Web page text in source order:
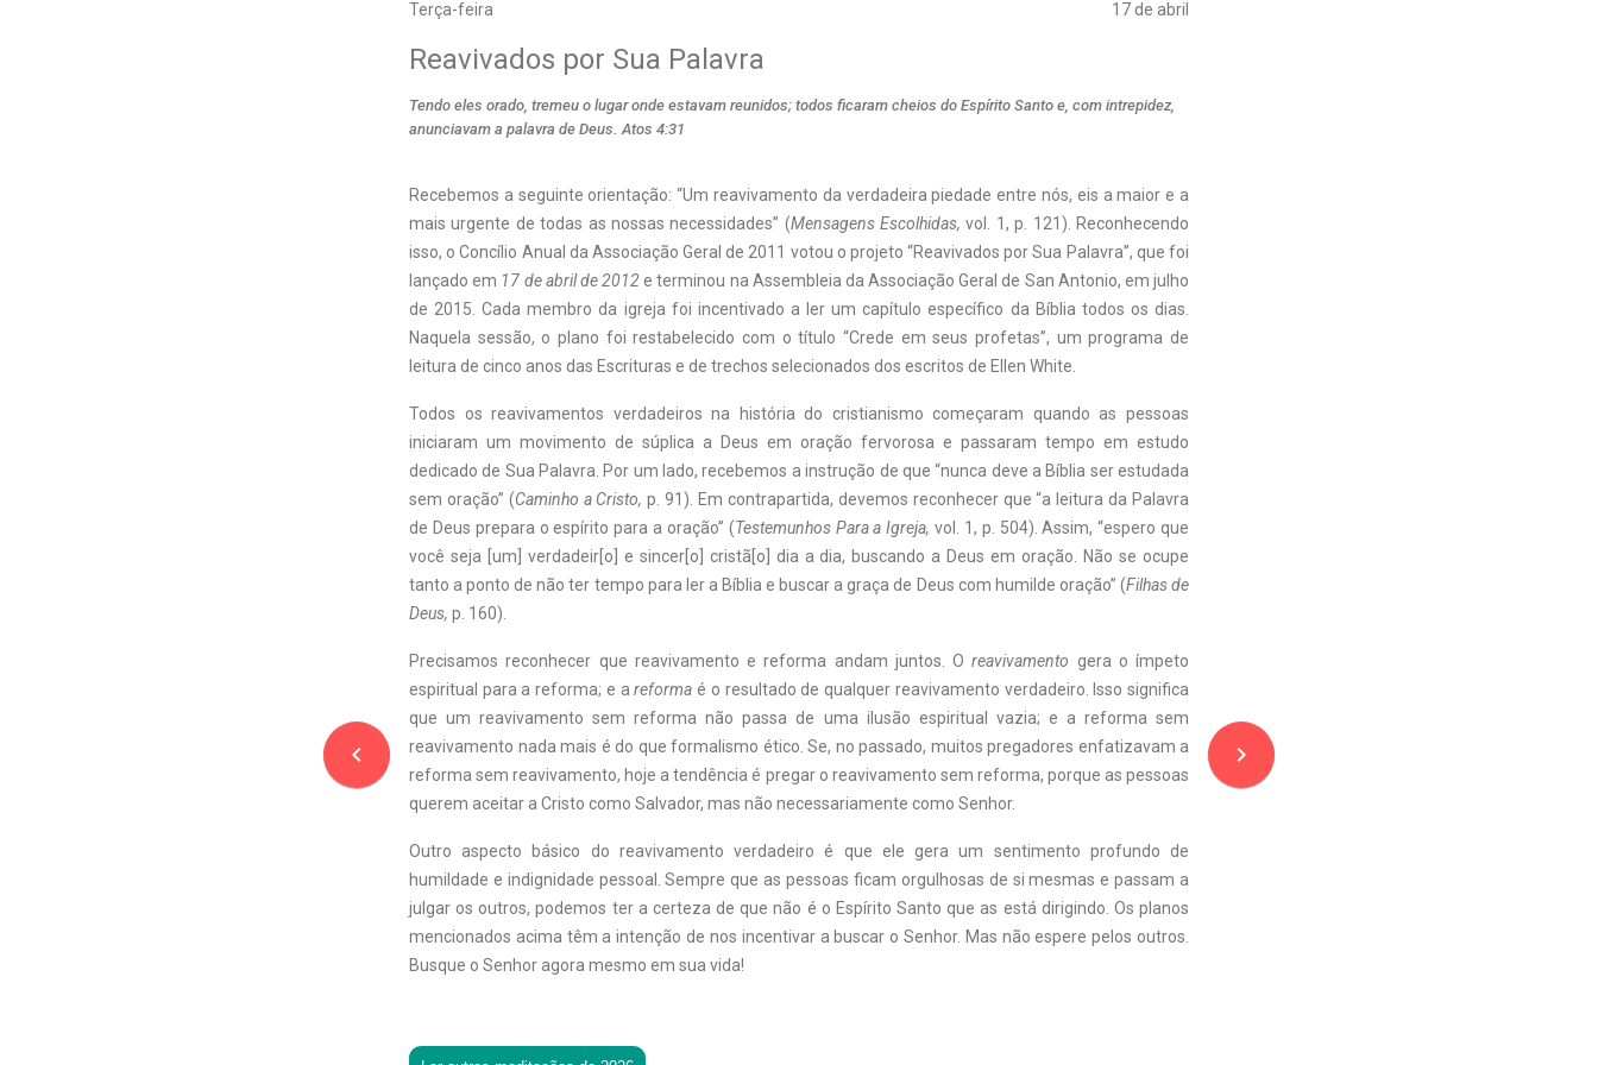
Terça-feira 17 de abril
navigate_before
Reavivados por Sua Palavra
Tendo eles orado, tremeu o lugar onde estavam reunidos; todos ficaram cheios do Espírito Santo e, com intrepidez,
anunciavam a palavra de Deus. Atos 4:31
Recebemos a seguinte orientação: “Um reavivamento da verdadeira piedade entre nós, eis a maior e a
mais urgente de todas as nossas necessidades” (Mensagens Escolhidas, vol. 1, p. 121). Reconhecendo
isso, o Concílio Anual da Associação Geral de 2011 votou o projeto “Reavivados por Sua Palavra”, que foi
lançado em 17 de abril de 2012e terminou na Assembleia da Associação Geral de San Antonio, em julho
de 2015. Cada membro da igreja foi incentivado a ler um capítulo específico da Bíblia todos os dias.
Naquela sessão, o plano foi restabelecido com o título “Crede em seus profetas”, um programa de
leitura de cinco anos das Escrituras e de trechos selecionados dos escritos de Ellen White.
Todos os reavivamentos verdadeiros na história do cristianismo começaram quando as pessoas
iniciaram um movimento de súplica a Deus em oração fervorosa e passaram tempo em estudo
dedicado de Sua Palavra. Por um lado, recebemos a instrução de que “nunca deve a Bíblia ser estudada
sem oração” (Caminho a Cristo, p. 91). Em contrapartida, devemos reconhecer que “a leitura da Palavra
de Deus prepara o espírito para a oração” (Testemunhos Para a Igreja, vol. 1, p. 504). Assim, “espero que
você seja [um] verdadeir[o] e sincer[o] cristã[o] dia a dia, buscando a Deus em oração. Não se ocupe
tanto a ponto de não ter tempo para ler a Bíblia e buscar a graça de Deus com humilde oração” (Filhas de
Deus, p. 160).
Precisamos reconhecer que reavivamento e reforma andam juntos. Oreavivamento gera o ímpeto
espiritual para a reforma; e areformaé o resultado de qualquer reavivamento verdadeiro. Isso significa
que um reavivamento sem reforma não passa de uma ilusão espiritual vazia; e a reforma sem
reavivamento nada mais é do que formalismo ético. Se, no passado, muitos pregadores enfatizavam a
reforma sem reavivamento, hoje a tendência é pregar o reavivamento sem reforma, porque as pessoas
querem aceitar a Cristo como Salvador, mas não necessariamente como Senhor.
Outro aspecto básico do reavivamento verdadeiro é que ele gera um sentimento profundo de
humildade e indignidade pessoal. Sempre que as pessoas ficam orgulhosas de si mesmas e passam a
julgar os outros, podemos ter a certeza de que não é o Espírito Santo que as está dirigindo. Os planos
mencionados acima têm a intenção de nos incentivar a buscar o Senhor. Mas não espere pelos outros.
Busque o Senhor agora mesmo em sua vida!
navigate_next